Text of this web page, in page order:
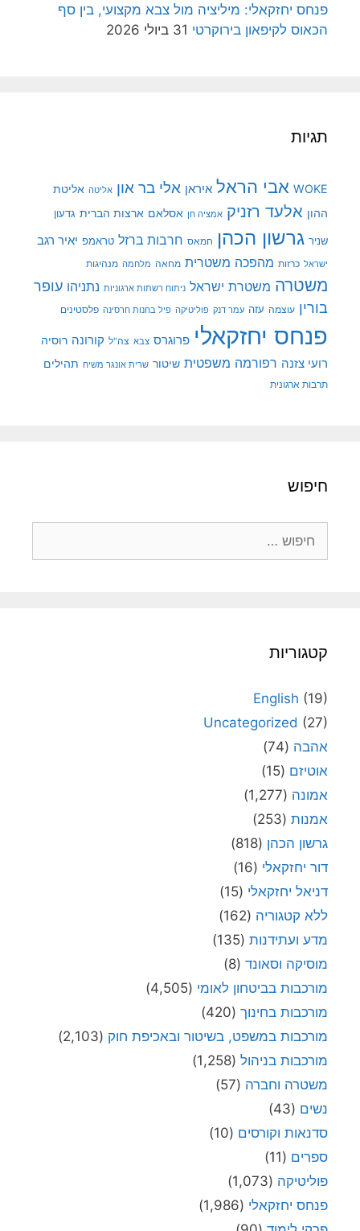
פנחס יחזקאלי: מיליציה מול צבא מקצועי, בין סף
הכאוס לקיפאון בירוקרטי 31 ביולי 2026
תגיות
WOKE אבי הראל איראן אלי בר און אליטה אליטת
ההון אלעד רזניק אמציה חן אסלאם ארצות הברית גדעון
שניר גרשון הכהן חמאס חרבות ברזל טראמפ יאיר רגב
ישראל כרזות מהפכה משטרית מחאה מלחמה מנהיגות
משטרה משטרת ישראל ניתוח רשתות ארגוניות נתניהו עופר
בורין עוצמה עזה עמר דנק פוליטיקה פיל בחנות חרסינה פלסטינים
פנחס יחזקאלי פרוגרס צבא צה"ל קורונה רוסיה
רועי צזנה רפורמה משפטית שיטור שרית אונגר משיח תהילים
תרבות ארגונית
חיפוש
קטגוריות
English (19)
Uncategorized (27)
אהבה (74)
אוטיזם (15)
אמונה (1,277)
אמנות (253)
גרשון הכהן (818)
דור יחזקאלי (16)
דניאל יחזקאלי (15)
ללא קטגוריה (162)
מדע ועתידנות (135)
מוסיקה וסאונד (8)
מורכבות בביטחון לאומי (4,505)
מורכבות בחינוך (420)
מורכבות במשפט, בשיטור ובאכיפת חוק (2,103)
מורכבות בניהול (1,258)
משטרה וחברה (57)
נשים (43)
סדנאות וקורסים (10)
ספרים (11)
פוליטיקה (1,073)
פנחס יחזקאלי (1,986)